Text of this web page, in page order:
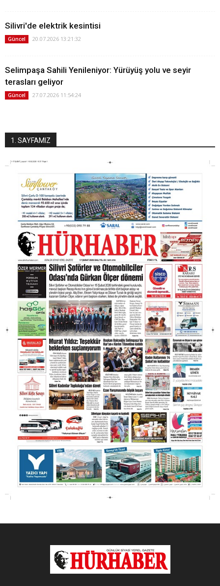
Silivri'de elektrik kesintisi
Güncel 20.07.2026 13:21:32
Selimpaşa Sahili Yenileniyor: Yürüyüş yolu ve seyir
terasları geliyor
Güncel 27.07.2026 11:54:24
1. SAYFAMIZ